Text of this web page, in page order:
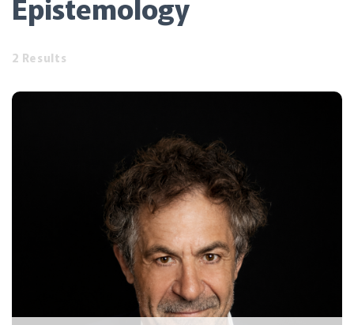
2 Results